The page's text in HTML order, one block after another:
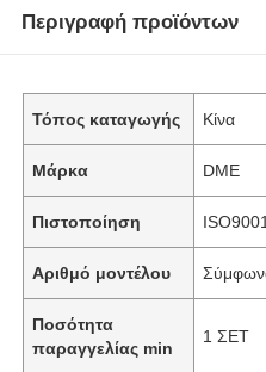
Περιγραφή προϊόντων
Τόπος καταγωγής Κίνα
Μάρκα DME
Πιστοποίηση ISO9001
Αριθμό μοντέλου
Ποσότητα
παραγγελίας min
1 ΣΕΤ